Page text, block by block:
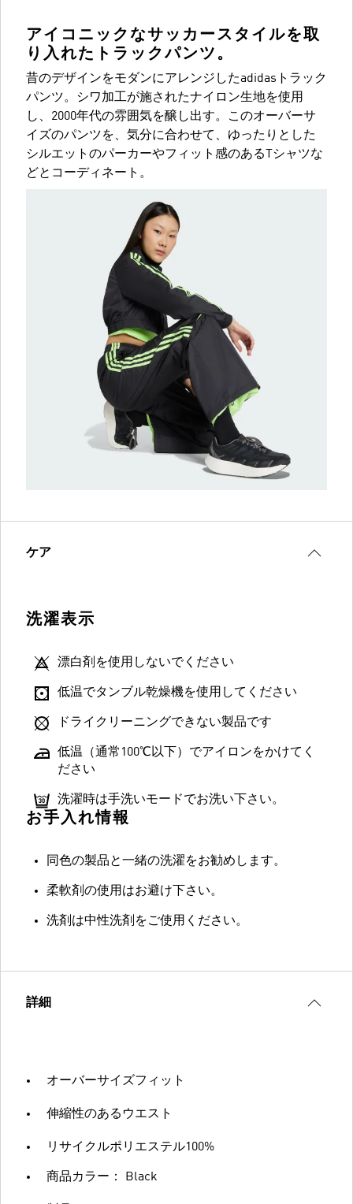
アイコニックなサッカースタイルを取
り入れたトラックパンツ。
昔のデザインをモダンにアレンジしたadidasトラック
パンツ。シワ加工が施されたナイロン生地を使用
し、2000年代の雰囲気を醸し出す。このオーバーサ
イズのパンツを、気分に合わせて、ゆったりとした
シルエットのパーカーやフィット感のあるTシャツな
どとコーディネート。
ケア
洗濯表示
漂白剤を使用しないでください
低温でタンブル乾燥機を使用してください
ドライクリーニングできない製品です
低温（通常100℃以下）でアイロンをかけてく
ださい
洗濯時は手洗いモードでお洗い下さい。
お手入れ情報
同色の製品と一緒の洗濯をお勧めします。
柔軟剤の使用はお避け下さい。
洗剤は中性洗剤をご使用ください。
詳細
オーバーサイズフィット
伸縮性のあるウエスト
リサイクルポリエステル100%
商品カラー： Black